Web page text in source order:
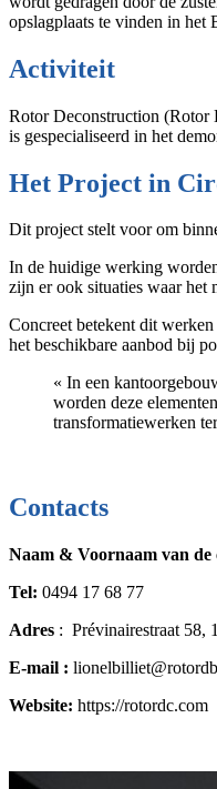
opslagplaats te vinden in het
Activiteit
Rotor Deconstruction (Rotor
is gespecialiseerd in het
Het Project in
Dit project stelt voor om
In de huidige werking
zijn er ook situaties waar
Concreet betekent dit
het beschikbare aanbod bij
« In een
worden deze
transformatiewerken
Contacts
Naam & Voornaam van
Tel: 0494 17 68 77
Adres : Prévinairestraat 58,
E-mail :
Website: https://rotordc.com